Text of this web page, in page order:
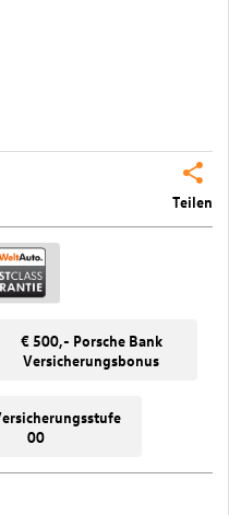
Teilen
€ 500,- Porsche Bank
Versicherungsbonus
00